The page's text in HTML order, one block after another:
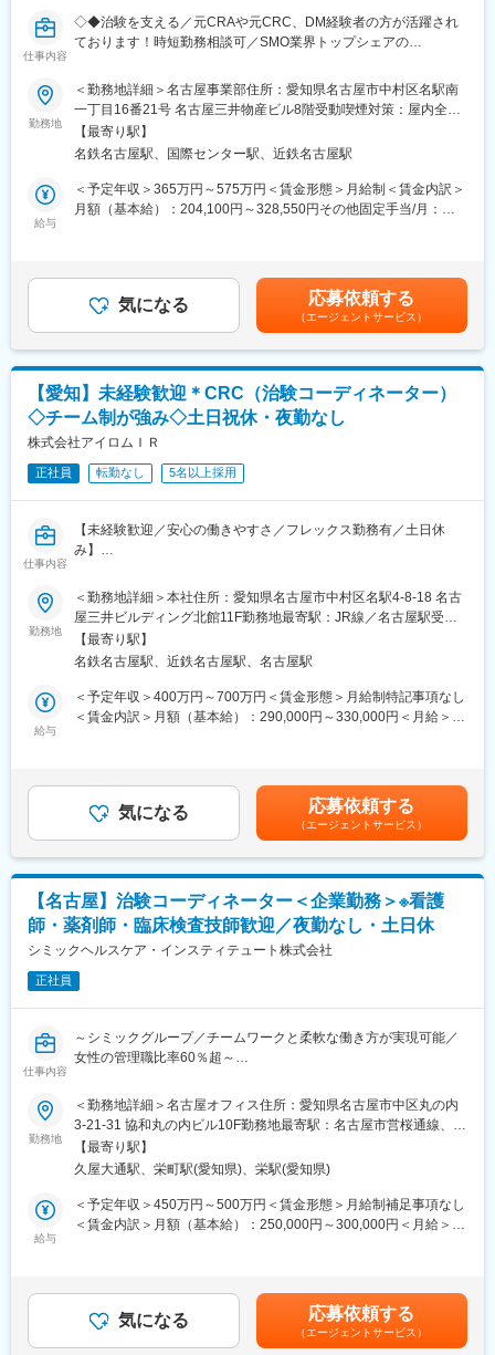
【研修制度について】
入社後1か月は研修期間となります。ビジネスマナーやPCスキル
研修が入社後研修としてあり、PC慣れしていない方も安心してご
入社いただけます。
■配属後も丁寧なフォロー：
ォローアップ研修や、専門性を高める継続研修、階層別研修など
様々な研修をご用意しています。
・スーパーフレックスタイム制を導入しており、社員自身が業務
のスケジュールに合わせて始業、就業時間を決めることができま
暇。
・産前産後休暇（妊娠中時短勤務あり）、子供が3歳になるまで取
得できる育児休業、
復帰後は短時間勤務制度の利用も可能。
※育児休業から復帰し3ヶ月後に、育児補助支援金を給付。
※育児休業、時短勤務制度は入社～1年経過後から取得可能。
変更の範囲：会社の定める業務
仕事内容
◇◆治験を支える／元CRAや元CRC、DM経験者の方が活躍され
ております！時短勤務相談可／SMO業界トップシェアの
【はじめに】
EPLinkでは治験業務の効率化を目指し、これまでCRCが行ってい
たEDC入力やクエリ対応を今回の募集職種「Site Data Manager」
が行うことで、治験の業務の「Speed」と「Quality」を高めてお
ります！
※基本的に勤務地は担当する医療機関での業務となり、出張はあり
・データチェック・入力、クエリー対応等を中心に実施
・適格性等のダブルチェックの実施
・その他、医療機関のニーズに合わせた被験者対応以外の業務を
【SDMへ転職された方の声／転職してよかったこと】
・イレギュラーが少ないため精神衛生良好に仕事ができる
・施設に訪問するが、ママでも定時（時短含め）で業務できる
・出張がない
・CRC業務、医療機関の業務理解ができる
・タスク整理が得意な方は、自分のスキルを活かせる（期限管
理）
【フレキシブルに働きやすい環境】
・全国約6,300施設のネットワークを持つため、ご自宅近くや家族
・入社日から有給休暇付与のため、家庭事情やライフイベントが
あっても問題ありません。
・産前産後休暇それぞれ8週間（妊娠中時短勤務あり）／子供が3
歳になるまで育児休業取得可能。育休所得者は平成29年12月現在
・経験豊富な社員に相談できる職場の相談窓口あり。
・女性管理職55％（日本平均12％）、社員の男女比1：9と女性が
国内最大手SMO：EPSグループに属し、売上140億円超と業界内
で圧倒的トップを誇る企業です（業界シェア40％）。大手製薬企
業から「プリファードSMO」として第一選択肢に指名されてお
り、業界内での信頼があります。日本の三大疾病の筆頭として治
験薬や治療法が開発されるがん分野においては、治験実施には高
度な専門知識が求められるため、専門教育をうけたCRCを育成し
ています。
変更の範囲：会社の定める業務
勤務地
＜勤務地詳細＞名古屋事業部住所：愛知県名古屋市中村区名駅南
一丁目16番21号 名古屋三井物産ビル8階受動喫煙対策：屋内全面
禁煙変更の範囲：会社の定める事業所
【最寄り駅】
名鉄名古屋駅、国際センター駅、近鉄名古屋駅
給与
＜予定年収＞365万円～575万円＜賃金形態＞月給制＜賃金内訳＞
月額（基本給）：204,100円～328,550円その他固定手当/月：
（基本給×4ヶ月）■賞与：年2回（6月、12月）／昇給：年1回
（10月）※業績に応じ、決算賞与（秋季賞与）支給の場合あり
（10月）■時間外・休日出勤手当等の割増賃金は別途支給賃金は
あくまでも目安の金額であり、選考を通じて上下する可能性があ
ります。月給(月額)は固定手当を含めた表記です。
気になる 応募依頼する
（エージェントサービス）
【愛知】未経験歓迎＊CRC（治験コーディネーター）
◇チーム制が強み◇土日祝休・夜勤なし
株式会社アイロムＩＲ
正社員 転勤なし 5名以上採用
仕事内容
【未経験歓迎／安心の働きやすさ／フレックス勤務有／土日休
み】
■業務詳細／治験コーディネーター（CRCって何？）
新しい薬や治療法が安全で効果的かどうかを確かめるための臨床
試験（治験）をサポートする仕事です。
＜具体的に＞
患者さんが治験に参加する手続きを助けたり、治験中のデータを
収集・管理をします。
に貢献できるやりがいのある仕事です。
※担当する医療機関に常駐しての業務となります。
患者さんに治験の内容をわかりやすく説明したり、医師や看護師
と連携することで伝える力が身に付きます。
（2）スケジュール管理力：
治験には決まった検査や診察の予定があるため、患者さんが無理
なく通えるように予定を調整する力が身につきます。
（3）医療の知識：
薬の種類や副作用、検査の内容など、医療に関する知識が自然と
増えていきます。薬剤師や看護師と話す機会も多いため学ぶこと
も多いです。
（4）パソコンや書類の整理力：
す。パソコンの使い方や、正確に記録する力が身につきます。
（5）チームで働く力：
治験は医師、看護師、薬剤師など、いろんな職種の人と協力して
進めるので、チームワークの大切さを学べます。
【同社で働くメリット】
■安心の働きやすさ：
■充実の研修制度：
導入研修が80時間あり、手厚いフォロー体制があります。
勤務地
＜勤務地詳細＞本社住所：愛知県名古屋市中村区名駅4-8-18 名古
屋三井ビルディング北館11F勤務地最寄駅：JR線／名古屋駅受動
喫煙対策：屋内全面禁煙変更の範囲：会社の定める事業所
【最寄り駅】
名鉄名古屋駅、近鉄名古屋駅、名古屋駅
給与
＜予定年収＞400万円～700万円＜賃金形態＞月給制特記事項なし
＜賃金内訳＞月額（基本給）：290,000円～330,000円＜月給＞
があります。月給(月額)は固定手当を含めた表記です。
気になる 応募依頼する
（エージェントサービス）
【名古屋】治験コーディネーター＜企業勤務＞※看護
師・薬剤師・臨床検査技師歓迎／夜勤なし・土日休
シミックヘルスケア・インスティテュート株式会社
正社員
仕事内容
～シミックグループ／チームワークと柔軟な働き方が実現可能／
女性の管理職比率60％超～
や私たちのQOLを向上させるべく、新しい治療法を開発する必要
があります。今回はそのための治験を実施する際の患者さんおよ
び医療機関のサポートを担う治験コーディネーター（通称CRC）
を募集しています。
・治験被験者である患者さんへの内容説明補助、ケア／相談
・治験担当医師の補助
・検査／投薬スケジュール調整、治験データの管理 など
奮闘する医師やスタッフなど携わる相手が多いです。現在治療法
がなく苦しんでいる患者さんに対して薬を届けられたり、最前線
で治療にあたる医師やスタッフのサポートを行え、治験が無事に
勤務地
＜勤務地詳細＞名古屋オフィス住所：愛知県名古屋市中区丸の内
3-21-31 協和丸の内ビル10F勤務地最寄駅：名古屋市営桜通線、名
城線／久屋大通駅受動喫煙対策：屋内全面禁煙変更の範囲：会社
の定める事業所
【最寄り駅】
久屋大通駅、栄町駅(愛知県)、栄駅(愛知県)
給与
＜予定年収＞450万円～500万円＜賃金形態＞月給制補足事項なし
＜賃金内訳＞月額（基本給）：250,000円～300,000円＜月給＞
気になる 応募依頼する
（エージェントサービス）